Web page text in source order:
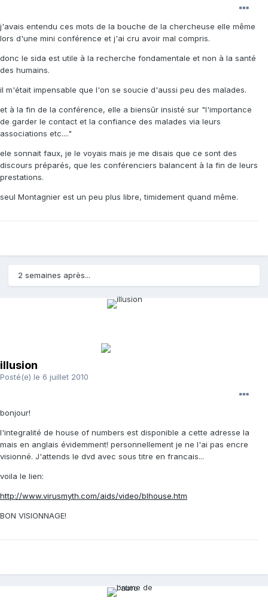
j'avais entendu ces mots de la bouche de la chercheuse elle même
lors d'une mini conférence et j'ai cru avoir mal compris.
donc le sida est utile à la recherche fondamentale et non à la santé
des humains.
il m'était impensable que l'on se soucie d'aussi peu des malades.
et à la fin de la conférence, elle a biensûr insisté sur "l'importance
de garder le contact et la confiance des malades via leurs
associations etc...."
ele sonnait faux, je le voyais mais je me disais que ce sont des
discours préparés, que les conférenciers balancent à la fin de leurs
prestations.
seul Montagnier est un peu plus libre, timidement quand même.
2 semaines après...
illusion
Posté(e) le 6 juillet 2010
bonjour!
l'integralité de house of numbers est disponible a cette adresse la
mais en anglais évidemment! personnellement je ne l'ai pas encre
visionné. J'attends le dvd avec sous titre en francais...
voila le lien:
http://www.virusmyth.com/aids/video/blhouse.htm
BON VISIONNAGE!